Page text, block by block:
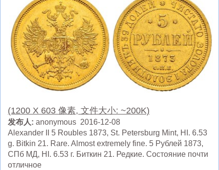
(1200 X 603 像素, 文件大小: ~200K)
发布人: anonymous 2016-12-08
Alexander II 5 Roubles 1873, St. Petersburg Mint, HI. 6.53
g. Bitkin 21. Rare. Almost extremely fine. 5 Рублей 1873,
СПб МД, HI. 6.53 г. Биткин 21. Редкие. Состояние почти
отличное